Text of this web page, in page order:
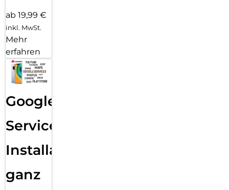
ab 19,99 €
inkl. MwSt.
Mehr
erfahren
Google
Services
Installation
ganz